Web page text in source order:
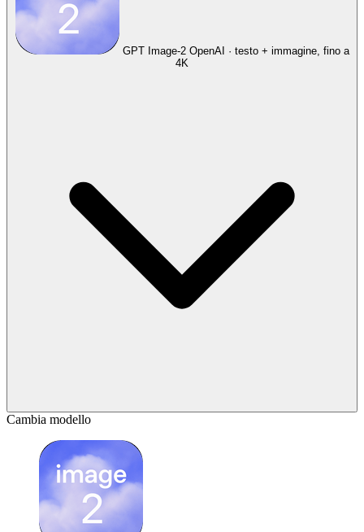
GPT Image-2 OpenAI · testo + immagine, fino a
4K
Cambia modello